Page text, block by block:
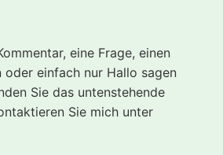
eine Frage, einen
oder einfach nur Hallo sagen
Sie das untenstehende
Sie mich unter